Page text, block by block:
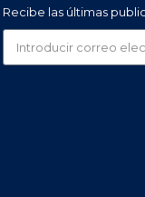
Recibe las últimas